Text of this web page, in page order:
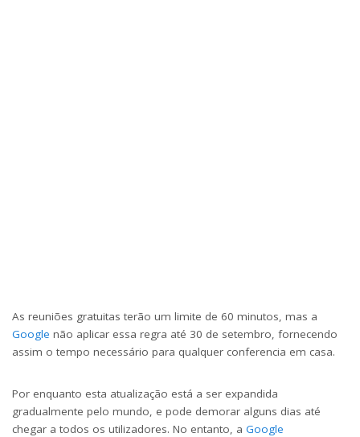
As reuniões gratuitas terão um limite de 60 minutos, mas a
Google não aplicar essa regra até 30 de setembro, fornecendo
assim o tempo necessário para qualquer conferencia em casa.
Por enquanto esta atualização está a ser expandida
gradualmente pelo mundo, e pode demorar alguns dias até
chegar a todos os utilizadores. No entanto, a Google